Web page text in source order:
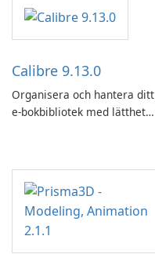
Calibre 9.13.0
Organisera och hantera ditt
e-bokbibliotek med lätthet